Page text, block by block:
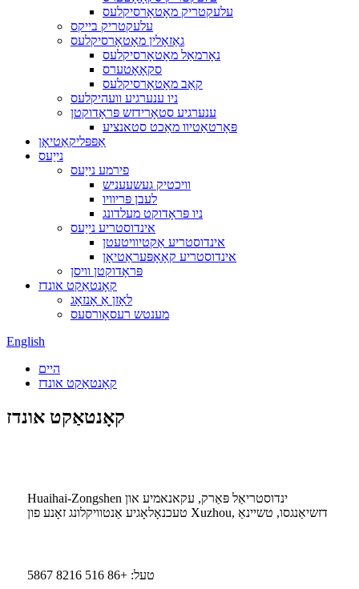
עלעקטריק מאָטאָרסיקלעס
עלעקטריק בייקס
גאַזאָלין מאָטאָרסיקלעס
נאָרמאַל מאָטאָרסיקלעס
סקאָאָטערס
קאַב מאָטאָרסיקלעס
ניו ענערגיע וועהיקלעס
ענערגיע סטאָרידזש פּראָדוקטן
פּאָרטאַטיוו מאַכט סטאנציע
אַפּפּליקאַטיאָן
נייַעס
פירמע נייַעס
וויכטיק געשעעניש
לעבן פּריוויו
ניו פּראָדוקט מעלדונג
אינדוסטריע נייַעס
אינדוסטריע אַקטיוויטעטן
אינדוסטריע קאָאָפּעראַטיאָן
פּראָדוקטן וויסן
קאָנטאַקט אונדז
לאָזן אַ אָנזאָג
מענטש רעסאָורסעס
English
היים
קאָנטאַקט אונדז
קאָנטאַקט אונדז
Huaihai-Zongshen ינדוסטריאַל פּאַרק, עקאנאמיע און
טעכנאָלאָגיע אַנטוויקלונג זאָנע פון ​​Xuzhou, דזשיאַנגסו, טשיינאַ
טעל: +86 516 8216 5867